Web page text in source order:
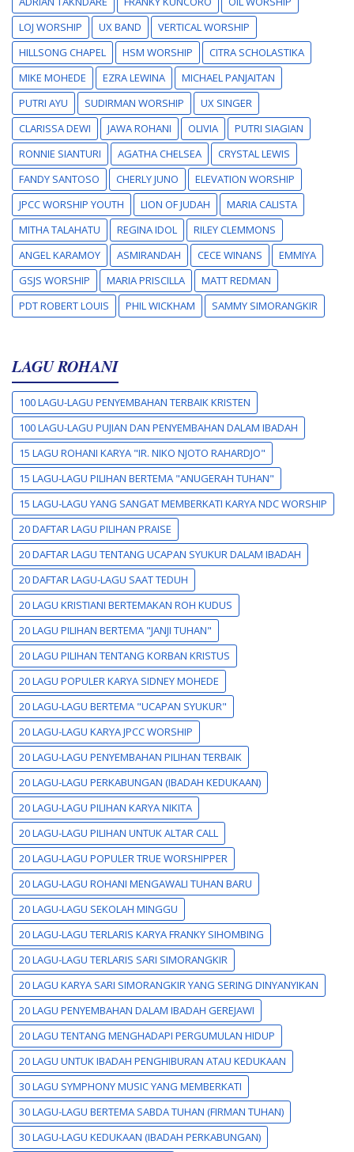
LOJ WORSHIP
UX BAND
VERTICAL WORSHIP
HILLSONG CHAPEL
HSM WORSHIP
CITRA SCHOLASTIKA
MIKE MOHEDE
EZRA LEWINA
MICHAEL PANJAITAN
PUTRI AYU
SUDIRMAN WORSHIP
UX SINGER
CLARISSA DEWI
JAWA ROHANI OLIVIA
PUTRI SIAGIAN
RONNIE SIANTURI
AGATHA CHELSEA
CRYSTAL LEWIS
FANDY SANTOSO
CHERLY JUNO
ELEVATION WORSHIP
JPCC WORSHIP YOUTH
LION OF JUDAH
MARIA CALISTA
MITHA TALAHATU
REGINA IDOL
RILEY CLEMMONS
ANGEL KARAMOY
ASMIRANDAH CECE WINANS
EMMIYA
GSJS WORSHIP
MARIA PRISCILLA
MATT REDMAN
PDT ROBERT LOUIS
PHIL WICKHAM SAMMY SIMORANGKIR
LAGU ROHANI
100 LAGU-LAGU PENYEMBAHAN TERBAIK KRISTEN
100 LAGU-LAGU PUJIAN DAN PENYEMBAHAN DALAM IBADAH
15 LAGU ROHANI KARYA "IR. NIKO NJOTO RAHARDJO"
15 LAGU-LAGU PILIHAN BERTEMA "ANUGERAH TUHAN"
15 LAGU-LAGU YANG SANGAT MEMBERKATI KARYA NDC WORSHIP
20 DAFTAR LAGU PILIHAN PRAISE
20 DAFTAR LAGU TENTANG UCAPAN SYUKUR DALAM IBADAH
20 DAFTAR LAGU-LAGU SAAT TEDUH
20 LAGU KRISTIANI BERTEMAKAN ROH KUDUS
20 LAGU PILIHAN BERTEMA "JANJI TUHAN"
20 LAGU PILIHAN TENTANG KORBAN KRISTUS
20 LAGU POPULER KARYA SIDNEY MOHEDE
20 LAGU-LAGU BERTEMA "UCAPAN SYUKUR"
20 LAGU-LAGU KARYA JPCC WORSHIP
20 LAGU-LAGU PENYEMBAHAN PILIHAN TERBAIK
20 LAGU-LAGU PERKABUNGAN (IBADAH KEDUKAAN)
20 LAGU-LAGU PILIHAN KARYA NIKITA
20 LAGU-LAGU PILIHAN UNTUK ALTAR CALL
20 LAGU-LAGU POPULER TRUE WORSHIPPER
20 LAGU-LAGU ROHANI MENGAWALI TUHAN BARU
20 LAGU-LAGU SEKOLAH MINGGU
20 LAGU-LAGU TERLARIS KARYA FRANKY SIHOMBING
20 LAGU-LAGU TERLARIS SARI SIMORANGKIR
20 LAGU KARYA SARI SIMORANGKIR YANG SERING DINYANYIKAN
20 LAGU PENYEMBAHAN DALAM IBADAH GEREJAWI
20 LAGU TENTANG MENGHADAPI PERGUMULAN HIDUP
20 LAGU UNTUK IBADAH PENGHIBURAN ATAU KEDUKAAN
30 LAGU SYMPHONY MUSIC YANG MEMBERKATI
30 LAGU-LAGU BERTEMA SABDA TUHAN (FIRMAN TUHAN)
30 LAGU-LAGU KEDUKAAN (IBADAH PERKABUNGAN)